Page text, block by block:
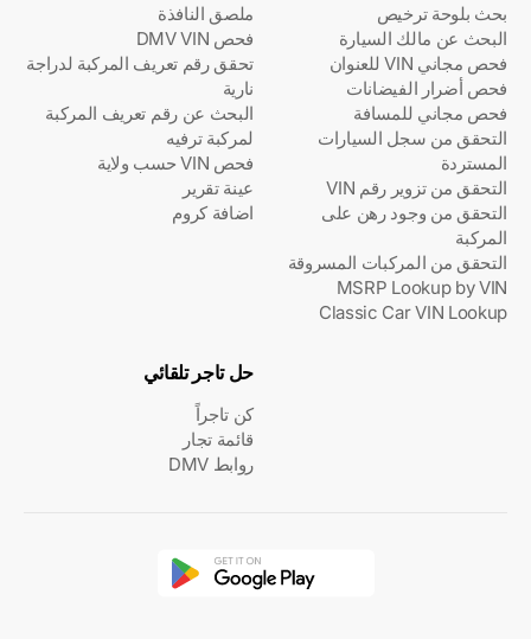
ملصق النافذة
فحص DMV VIN
تحقق رقم تعريف المركبة لدراجة
نارية
البحث عن رقم تعريف المركبة
لمركبة ترفيه
فحص VIN حسب ولاية
عينة تقرير
اضافة كروم
بحث بلوحة ترخيص
البحث عن مالك السيارة
فحص مجاني VIN للعنوان
فحص أضرار الفيضانات
فحص مجاني للمسافة
التحقق من سجل السيارات
المستردة
التحقق من تزوير رقم VIN
التحقق من وجود رهن على
المركبة
التحقق من المركبات المسروقة
MSRP Lookup by VIN
Classic Car VIN Lookup
حل تاجر تلقائي
كن تاجراً
قائمة تجار
روابط DMV